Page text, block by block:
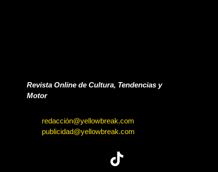
Revista Online de Cultura, Tendencias y
Motor
redacción@yellowbreak.com
publicidad@yellowbreak.com